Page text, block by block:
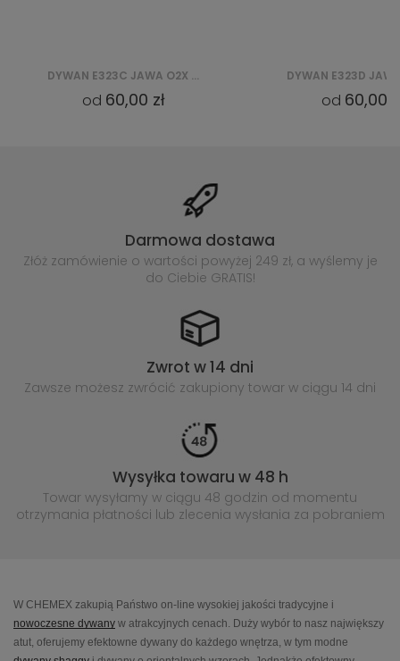
od60,00 zł od60,00
Darmowa dostawa
Złóż zamówienie o wartości powyżej 249 zł, a wyślemy je
do Ciebie GRATIS!
Zwrot w 14 dni
Zawsze możesz zwrócić zakupiony towar w ciągu 14 dni
Wysyłka towaru w 48 h
Towar wysyłamy w ciągu 48 godzin od momentu
otrzymania płatności lub zlecenia wysłania za pobraniem
W CHEMEX zakupią Państwo on-line wysokiej jakości tradycyjne i
nowoczesne dywany w atrakcyjnych cenach. Duży wybór to nasz największy
atut, oferujemy efektowne dywany do każdego wnętrza, w tym modne